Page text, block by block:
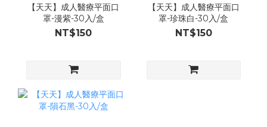
【天天】成人醫療平面口
罩-漫紫-30入/盒
NT$150
【天天】成人醫療平面口
罩-珍珠白-30入/盒
NT$150